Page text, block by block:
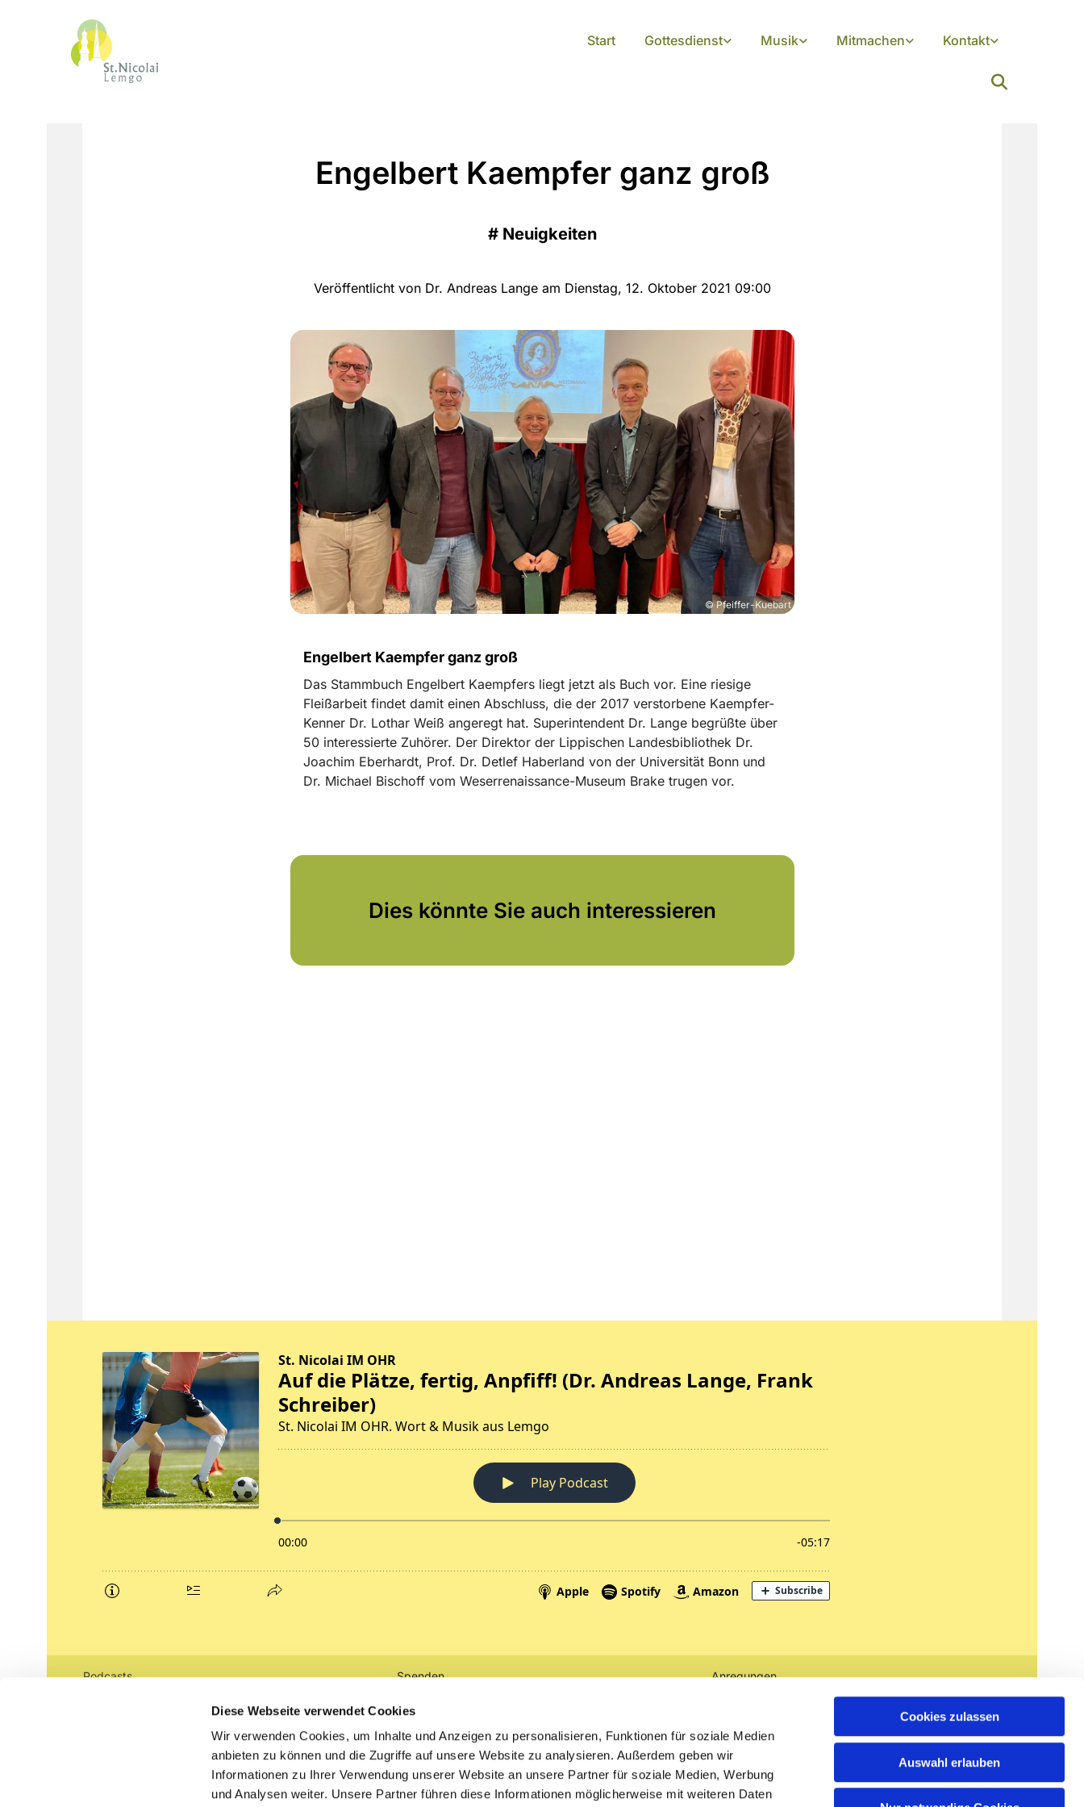
Diese Webseite verwendet Cookies
Wir verwenden Cookies, um Inhalte und Anzeigen zu personalisieren, Funktionen für soziale Medien
anbieten zu können und die Zugriffe auf unsere Website zu analysieren. Außerdem geben wir
Informationen zu Ihrer Verwendung unserer Website an unsere Partner für soziale Medien, Werbung
und Analysen weiter. Unsere Partner führen diese Informationen möglicherweise mit weiteren Daten
Cookies zulassen
Auswahl erlauben
Start Gottesdienst Musik Mitmachen Kontakt
Engelbert Kaempfer ganz groß
# Neuigkeiten
Veröffentlicht von Dr. Andreas Lange am Dienstag, 12. Oktober 2021 09:00
© Pfeiffer-Kuebart
Engelbert Kaempfer ganz groß
Das Stammbuch Engelbert Kaempfers liegt jetzt als Buch vor. Eine riesige
Fleißarbeit findet damit einen Abschluss, die der 2017 verstorbene Kaempfer-
Kenner Dr. Lothar Weiß angeregt hat. Superintendent Dr. Lange begrüßte über
50 interessierte Zuhörer. Der Direktor der Lippischen Landesbibliothek Dr.
Joachim Eberhardt, Prof. Dr. Detlef Haberland von der Universität Bonn und
Dr. Michael Bischoff vom Weserrenaissance-Museum Brake trugen vor.
Dies könnte Sie auch interessieren
Podcasts Spenden
Tickets
Litauen
Anregungen